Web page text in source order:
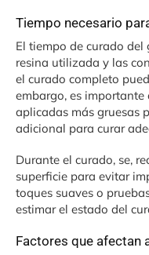
Tiempo necesario
El tiempo de curado
resina utilizada y las
el curado completo
embargo, es importante
aplicadas más gruesas
adicional para curar
Durante el curado, se,
superficie para evitar
toques suaves o
estimar el estado del
Factores que afectan